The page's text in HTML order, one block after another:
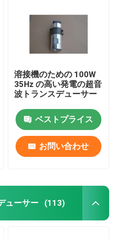
溶接機のための 100W
35Hz の高い発電の超音
波トランスデューサー
ベストプライス
お問い合わせ
ューサー (113)